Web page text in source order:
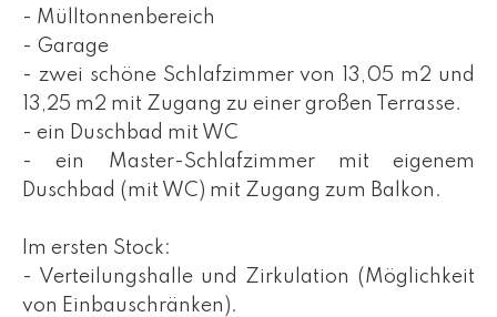
- Mülltonnenbereich
- Garage
- zwei schöne Schlafzimmer von 13,05 m2 und
13,25 m2 mit Zugang zu einer großen Terrasse.
- ein Duschbad mit WC
- ein Master-Schlafzimmer mit eigenem
Duschbad (mit WC) mit Zugang zum Balkon.
Im ersten Stock:
- Verteilungshalle und Zirkulation (Möglichkeit
von Einbauschränken).